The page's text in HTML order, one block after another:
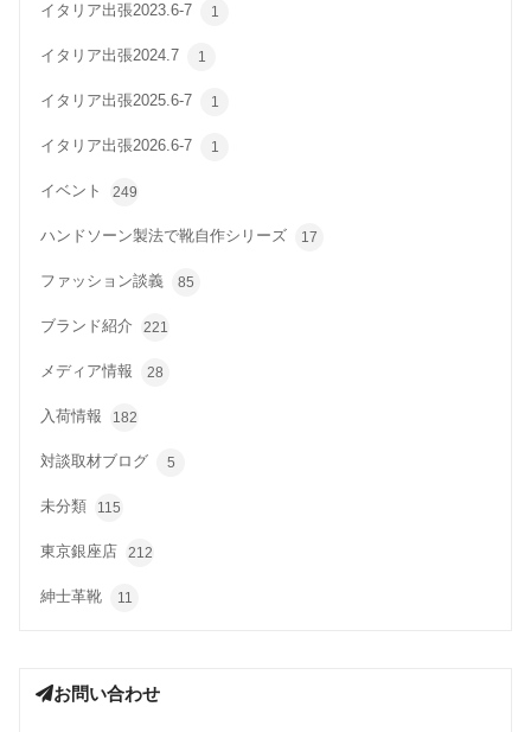
イタリア出張2023.6-7 1
イタリア出張2024.7 1
イタリア出張2025.6-7 1
イタリア出張2026.6-7 1
イベント 249
ハンドソーン製法で靴自作シリーズ 17
ファッション談義 85
ブランド紹介 221
メディア情報 28
入荷情報 182
対談取材ブログ 5
未分類 115
東京銀座店 212
紳士革靴 11
お問い合わせ